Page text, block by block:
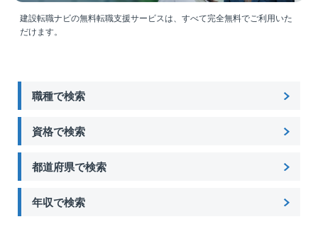
建設転職ナビの無料転職支援サービスは、すべて完全無料でご利用いた
だけます。
職種で検索
資格で検索
都道府県で検索
年収で検索